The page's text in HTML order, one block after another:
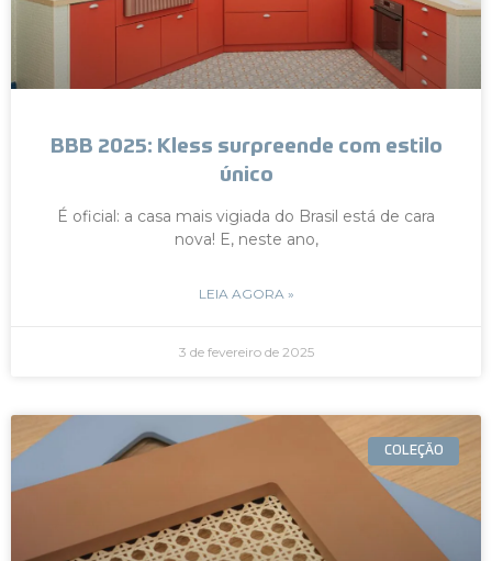
BBB 2025: Kless surpreende com estilo
único
É oficial: a casa mais vigiada do Brasil está de cara
nova! E, neste ano,
LEIA AGORA »
3 de fevereiro de 2025
COLEÇÃO